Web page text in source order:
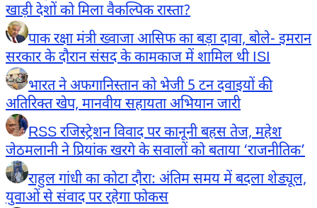
खाड़ी देशों को मिला वैकल्पिक रास्ता?
पाक रक्षा मंत्री ख्वाजा आसिफ का बड़ा दावा, बोले- इमरान
सरकार के दौरान संसद के कामकाज में शामिल थी ISI
भारत ने अफगानिस्तान को भेजी 5 टन दवाइयों की
अतिरिक्त खेप, मानवीय सहायता अभियान जारी
RSS रजिस्ट्रेशन विवाद पर कानूनी बहस तेज, महेश
जेठमलानी ने प्रियांक खरगे के सवालों को बताया ‘राजनीतिक’
राहुल गांधी का कोटा दौरा: अंतिम समय में बदला शेड्यूल,
युवाओं से संवाद पर रहेगा फोकस